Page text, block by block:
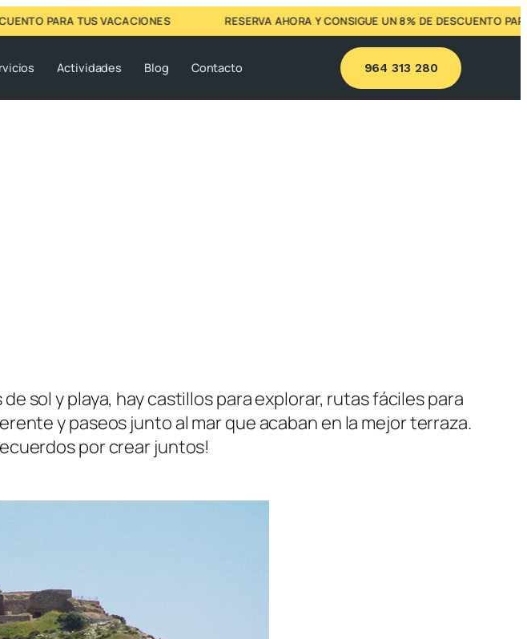
PARA TUS VACACIONES RESERVA AHORA Y CONSIGUE UN 8% DE DESCUENTO PARA
Actividades Blog Contacto 964 313 280
sol y playa, hay castillos para explorar, rutas fáciles para
y paseos junto al mar que acaban en la mejor terraza.
por crear juntos!